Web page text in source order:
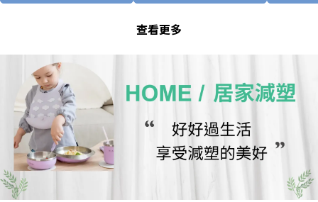
查看更多